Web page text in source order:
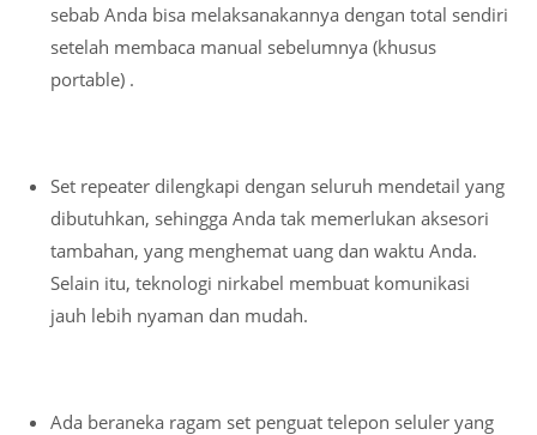
sebab Anda bisa melaksanakannya dengan total sendiri
setelah membaca manual sebelumnya (khusus
portable) .
Set repeater dilengkapi dengan seluruh mendetail yang
dibutuhkan, sehingga Anda tak memerlukan aksesori
tambahan, yang menghemat uang dan waktu Anda.
Selain itu, teknologi nirkabel membuat komunikasi
jauh lebih nyaman dan mudah.
Ada beraneka ragam set penguat telepon seluler yang